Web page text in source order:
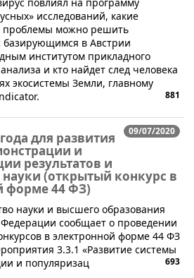
исследований, какие
проблемы можно решить
базирующимся в Австрии
институтом прикладного
и кто найдет след человека
экосистемы Земли, главному
881
09/07/2020
для развития
и
результатов и
(открытый конкурс в
форме 44 ФЗ)
науки и высшего образования
Федерации сообщает о проведении
в электронной форме 44 ФЗ
3.3.1 «Развитие системы
и популяризац
693